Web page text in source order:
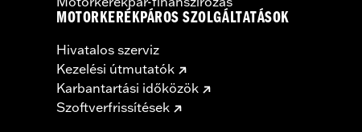
MOTORKERÉKPÁROS SZOLGÁLTATÁSOK
Hivatalos szerviz
Kezelési útmutatók
Karbantartási időközök
Szoftverfrissítések